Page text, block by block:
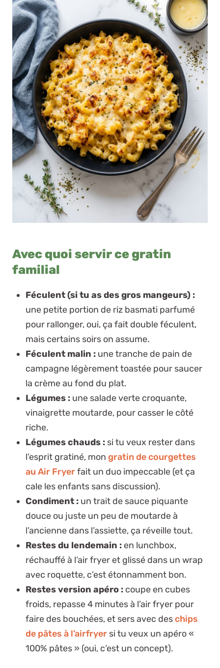
Avec quoi servir ce gratin
familial
Féculent (si tu as des gros mangeurs) :
une petite portion de riz basmati parfumé
pour rallonger, oui, ça fait double féculent,
mais certains soirs on assume.
Féculent malin : une tranche de pain de
campagne légèrement toastée pour saucer
la crème au fond du plat.
Légumes : une salade verte croquante,
vinaigrette moutarde, pour casser le côté
riche.
Légumes chauds : si tu veux rester dans
l’esprit gratiné, mon gratin de courgettes
au Air Fryerfait un duo impeccable (et ça
cale les enfants sans discussion).
Condiment : un trait de sauce piquante
douce ou juste un peu de moutarde à
l’ancienne dans l’assiette, ça réveille tout.
Restes du lendemain : en lunchbox,
réchauffé à l’air fryer et glissé dans un wrap
avec roquette, c’est étonnamment bon.
Restes version apéro : coupe en cubes
froids, repasse 4 minutes à l’air fryer pour
faire des bouchées, et sers avec deschips
de pâtes à l’airfryer si tu veux un apéro «
100% pâtes » (oui, c’est un concept).